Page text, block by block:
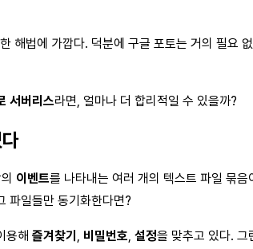
해법에 가깝다. 덕분에 구글 포토는 거의 필요
서버리스라면, 얼마나 더 합리적일 수 있을까?
이벤트를 나타내는 여러 개의 텍스트 파일 묶
파일들만 동기화한다면?
용해 즐겨찾기 비밀번호 설정을 맞추고 있다. 그